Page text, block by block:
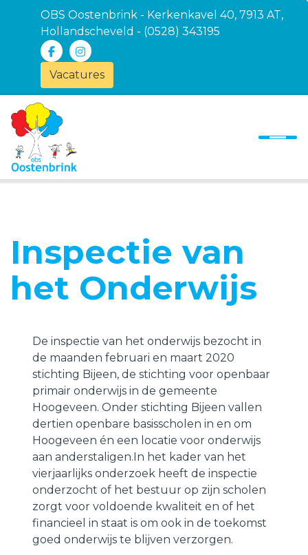
OBS Oostenbrink - Kerkenkavel 40, 7913 AT,
Hollandscheveld - (0528) 343195
Vacatures
Onze school
Ons onderwijs
Ouders
Inspectie van
het Onderwijs
De inspectie van het onderwijs bezocht in
de maanden februari en maart 2020
stichting Bijeen, de stichting voor openbaar
primair onderwijs in de gemeente
Hoogeveen. Onder stichting Bijeen vallen
dertien openbare basisscholen in en om
Hoogeveen én een locatie voor onderwijs
aan anderstaligen.In het kader van het
vierjaarlijks onderzoek heeft de inspectie
onderzocht of het bestuur op zijn scholen
zorgt voor voldoende kwaliteit en of het
financieel in staat is om ook in de toekomst
goed onderwijs te blijven verzorgen.